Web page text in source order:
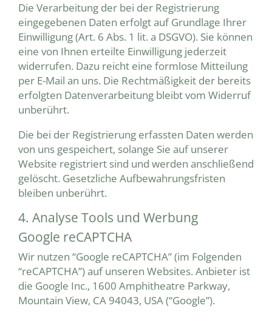
Die Verarbeitung der bei der Registrierung
eingegebenen Daten erfolgt auf Grundlage Ihrer
Einwilligung (Art. 6 Abs. 1 lit. a DSGVO). Sie können
eine von Ihnen erteilte Einwilligung jederzeit
widerrufen. Dazu reicht eine formlose Mitteilung
per E-Mail an uns. Die Rechtmäßigkeit der bereits
erfolgten Datenverarbeitung bleibt vom Widerruf
unberührt.
Die bei der Registrierung erfassten Daten werden
von uns gespeichert, solange Sie auf unserer
Website registriert sind und werden anschließend
gelöscht. Gesetzliche Aufbewahrungsfristen
bleiben unberührt.
4. Analyse Tools und Werbung
Google reCAPTCHA
Wir nutzen “Google reCAPTCHA” (im Folgenden
“reCAPTCHA”) auf unseren Websites. Anbieter ist
die Google Inc., 1600 Amphitheatre Parkway,
Mountain View, CA 94043, USA (“Google”).